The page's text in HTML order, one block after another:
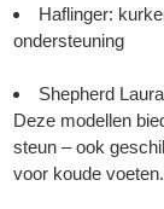
Haflinger:
ondersteuning
Shepherd
Deze modellen
steun – ook
voor koude voeten.